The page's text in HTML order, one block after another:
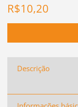
R$10,20
Descrição